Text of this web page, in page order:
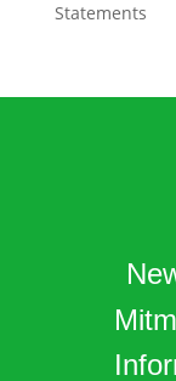
Statements